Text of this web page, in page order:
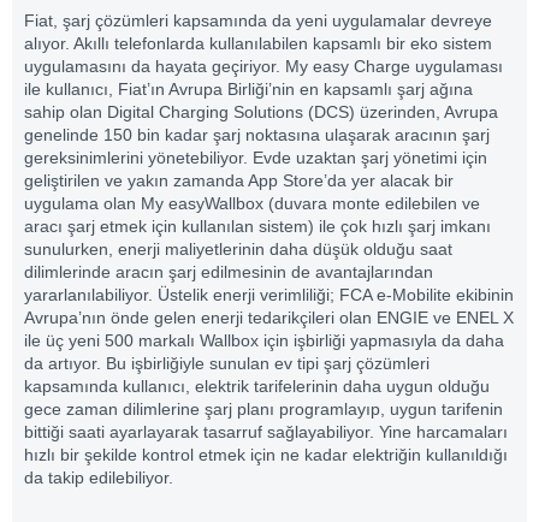
Fiat, şarj çözümleri kapsamında da yeni uygulamalar devreye
alıyor. Akıllı telefonlarda kullanılabilen kapsamlı bir eko sistem
uygulamasını da hayata geçiriyor. My easy Charge uygulaması
ile kullanıcı, Fiat’ın Avrupa Birliği’nin en kapsamlı şarj ağına
sahip olan Digital Charging Solutions (DCS) üzerinden, Avrupa
genelinde 150 bin kadar şarj noktasına ulaşarak aracının şarj
gereksinimlerini yönetebiliyor. Evde uzaktan şarj yönetimi için
geliştirilen ve yakın zamanda App Store’da yer alacak bir
uygulama olan My easyWallbox (duvara monte edilebilen ve
aracı şarj etmek için kullanılan sistem) ile çok hızlı şarj imkanı
sunulurken, enerji maliyetlerinin daha düşük olduğu saat
dilimlerinde aracın şarj edilmesinin de avantajlarından
yararlanılabiliyor. Üstelik enerji verimliliği; FCA e-Mobilite ekibinin
Avrupa’nın önde gelen enerji tedarikçileri olan ENGIE ve ENEL X
ile üç yeni 500 markalı Wallbox için işbirliği yapmasıyla da daha
da artıyor. Bu işbirliğiyle sunulan ev tipi şarj çözümleri
kapsamında kullanıcı, elektrik tarifelerinin daha uygun olduğu
gece zaman dilimlerine şarj planı programlayıp, uygun tarifenin
bittiği saati ayarlayarak tasarruf sağlayabiliyor. Yine harcamaları
hızlı bir şekilde kontrol etmek için ne kadar elektriğin kullanıldığı
da takip edilebiliyor.